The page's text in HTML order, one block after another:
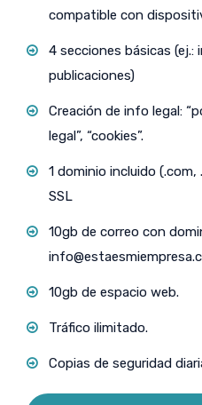
compatible con
4 secciones básicas
publicaciones)
Creación de info legal:
legal”, “cookies”.
1 dominio incluido
SSL
10gb de correo con
10gb de espacio web.
Tráfico ilimitado.
Copias de seguridad